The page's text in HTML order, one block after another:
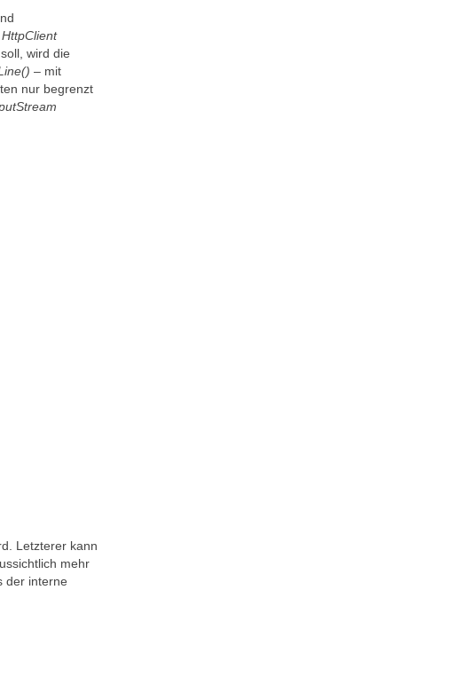
HttpClient
wird die
– mit
nur begrenzt
Letzterer kann
mehr
der interne